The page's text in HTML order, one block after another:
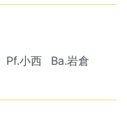
Pf.小西
Ba.岩倉